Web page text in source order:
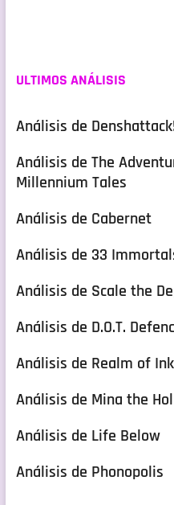
ULTIMOS ANÁLISIS
Análisis de
Análisis de The
Millennium Tales
Análisis de Cabernet
Análisis de 33
Análisis de Scale the
Análisis de D.O.T.
Análisis de Realm of Ink
Análisis de Mina the
Análisis de Life Below
Análisis de Phonopolis